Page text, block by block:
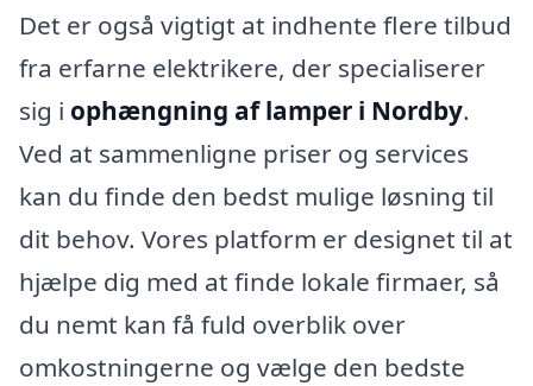
Det er også vigtigt at indhente flere tilbud
fra erfarne elektrikere, der specialiserer
sig i ophængning af lamper i Nordby.
Ved at sammenligne priser og services
kan du finde den bedst mulige løsning til
dit behov. Vores platform er designet til at
hjælpe dig med at finde lokale firmaer, så
du nemt kan få fuld overblik over
omkostningerne og vælge den bedste